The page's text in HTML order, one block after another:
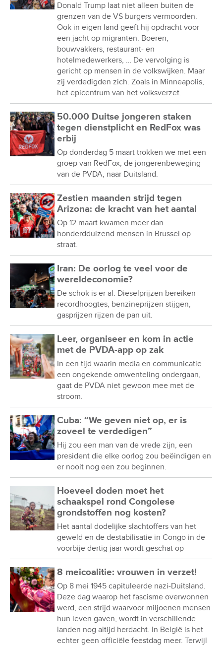
Donald Trump laat niet alleen buiten de
grenzen van de VS burgers vermoorden.
Ook in eigen land geeft hij opdracht voor
een jacht op migranten. Boeren,
bouwvakkers, restaurant- en
hotelmedewerkers, … De vervolging is
gericht op mensen in de volkswijken. Maar
zij verdedigden zich. Zoals in Minneapolis,
het epicentrum van het volksverzet.
50.000 Duitse jongeren staken
tegen dienstplicht en RedFox was
erbij
Op donderdag 5 maart trokken we met een
groep van RedFox, de jongerenbeweging
van de PVDA, naar Duitsland.
Zestien maanden strijd tegen
Arizona: de kracht van het aantal
Op 12 maart kwamen meer dan
honderdduizend mensen in Brussel op
straat.
Iran: De oorlog te veel voor de
wereldeconomie?
De schok is er al. Dieselprijzen bereiken
recordhoogtes, benzineprijzen stijgen,
gasprijzen rijzen de pan uit.
Leer, organiseer en kom in actie
met de PVDA-app op zak
In een tijd waarin media en communicatie
een ongekende omwenteling ondergaan,
gaat de PVDA niet gewoon mee met de
stroom.
Cuba: “We geven niet op, er is
zoveel te verdedigen”
Hij zou een man van de vrede zijn, een
president die elke oorlog zou beëindigen en
er nooit nog een zou beginnen.
Hoeveel doden moet het
schaakspel rond Congolese
grondstoffen nog kosten?
Het aantal dodelijke slachtoffers van het
geweld en de destabilisatie in Congo in de
voorbije dertig jaar wordt geschat op
8 meicoalitie: vrouwen in verzet!
Op 8 mei 1945 capituleerde nazi-Duitsland.
Deze dag waarop het fascisme overwonnen
werd, een strijd waarvoor miljoenen mensen
hun leven gaven, wordt in verschillende
landen nog altijd herdacht. In België is het
echter geen officiële feestdag meer. Terwijl